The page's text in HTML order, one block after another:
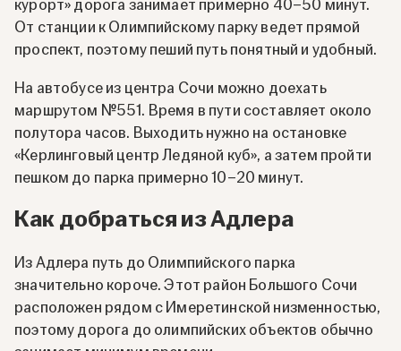
курорт» дорога занимает примерно 40–50 минут.
От станции к Олимпийскому парку ведет прямой
проспект, поэтому пеший путь понятный и удобный.
На автобусе из центра Сочи можно доехать
маршрутом №551. Время в пути составляет около
полутора часов. Выходить нужно на остановке
«Керлинговый центр Ледяной куб», а затем пройти
пешком до парка примерно 10–20 минут.
Как добраться из Адлера
Из Адлера путь до Олимпийского парка
значительно короче. Этот район Большого Сочи
расположен рядом с Имеретинской низменностью,
поэтому дорога до олимпийских объектов обычно